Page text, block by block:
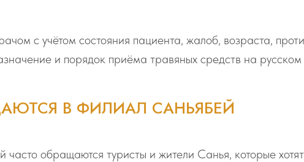
с учётом состояния пациента, жалоб, возраста,
и порядок приёма травяных средств на русском
В ФИЛИАЛ САНЬЯБЕЙ
обращаются туристы и жители Санья, которые